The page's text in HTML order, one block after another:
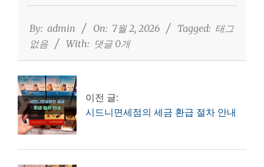
02
By: admin On: 7월 2, 2026 Tagged: 태그
없음
With: 댓글 0개
이전 글:
시드니면세점의 세금 환급 절차 안내